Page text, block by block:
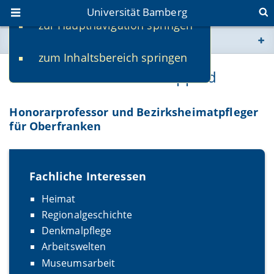
zur Hauptnavigation springen
zum Inhaltsbereich springen
Universität Bamberg
www.uni-bamberg.de
fis.uni-bamberg.de
Hon.-Prof. Dr. Günter Dippold
Honorarprofessor und Bezirksheimatpfleger
für Oberfranken
Fachliche Interessen
Heimat
Regionalgeschichte
Denkmalpflege
Arbeitswelten
Museumsarbeit